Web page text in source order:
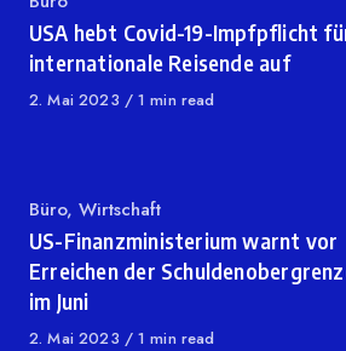
USA hebt Covid-19-Impfpflicht
internationale Reisende auf
Published
2. Mai 2023 1 min read
Category
Büro, Wirtschaft
US-Finanzministerium warnt vor
Erreichen der
im Juni
Published
2. Mai 2023 1 min read